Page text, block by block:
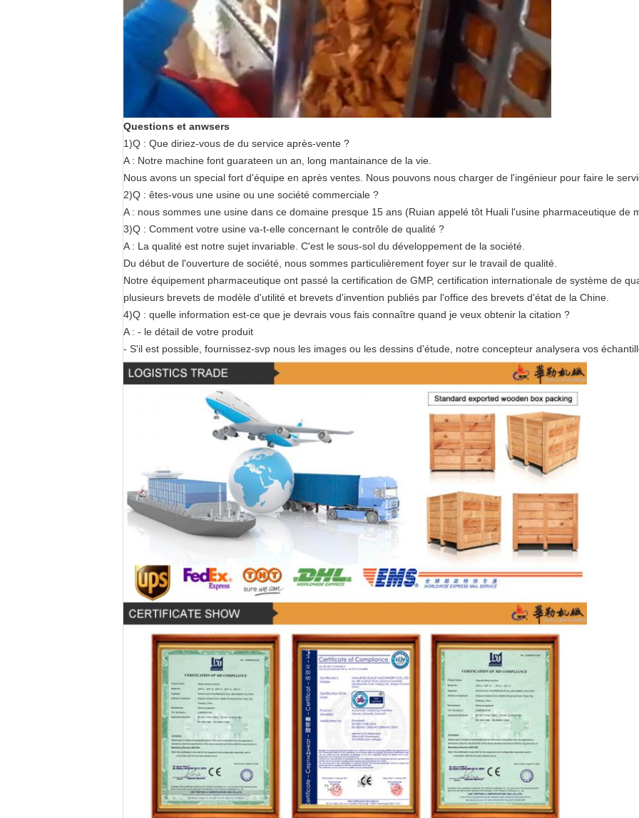
Questions et anwsers
1)Q : Que diriez-vous de du service après-vente ?
A : Notre machine font guarateen un an, long mantainance de la vie.
Nous avons un special fort d'équipe en après ventes. Nous pouvons nous charger de l'ingénieur pour faire le
2)Q : êtes-vous une usine ou une société commerciale ?
A : nous sommes une usine dans ce domaine presque 15 ans (Ruian appelé tôt Huali l'usine pharmaceutique de
3)Q : Comment votre usine va-t-elle concernant le contrôle de qualité ?
A : La qualité est notre sujet invariable. C'est le sous-sol du développement de la société.
Du début de l'ouverture de société, nous sommes particulièrement foyer sur le travail de qualité.
Notre équipement pharmaceutique ont passé la certification de GMP, certification internationale de système de
plusieurs brevets de modèle d'utilité et brevets d'invention publiés par l'office des brevets d'état de la Chine.
4)Q : quelle information est-ce que je devrais vous fais connaître quand je veux obtenir la citation ?
A : - le détail de votre produit
- S'il est possible, fournissez-svp nous les images ou les dessins d'étude, notre concepteur analysera vos